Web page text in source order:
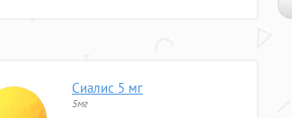
Сиалис 5 мг
5мг